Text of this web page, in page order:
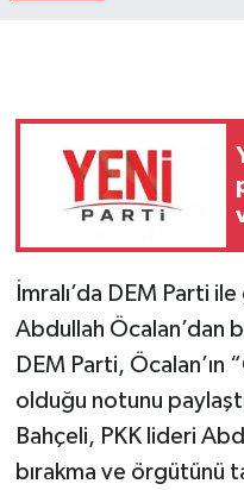
İmralı’da DEM Parti
Abdullah Öcalan’dan
DEM Parti, Öcalan’ın
olduğu notunu
Bahçeli, PKK lideri
bırakma ve örgütünü